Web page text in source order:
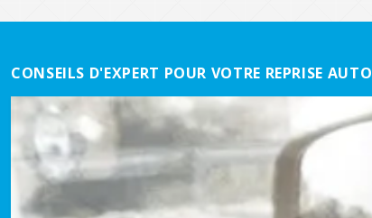
CONSEILS D'EXPERT POUR VOTRE REPRISE AUTO